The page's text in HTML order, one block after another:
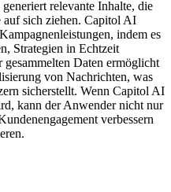
relevante Inhalte, die
sich ziehen. Capitol AI
indem es
Strategien in Echtzeit
Daten ermöglicht
von Nachrichten, was
sicherstellt. Wenn Capitol AI
kann der Anwender nicht nur
verbessern